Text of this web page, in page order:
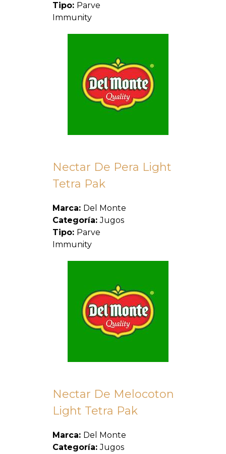
Tipo: Parve
Immunity
Nectar De Pera Light
Tetra Pak
Marca: Del Monte
Categoría:Jugos
Tipo: Parve
Immunity
Nectar De Melocoton
Light Tetra Pak
Marca: Del Monte
Categoría:Jugos